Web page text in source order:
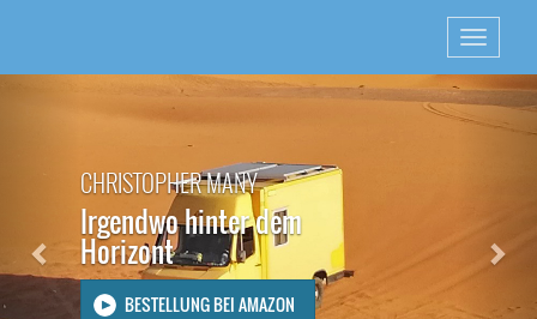
CHRISTOPHER MANY
Irgendwo hinter dem
Horizont
BESTELLUNG BEI AMAZON